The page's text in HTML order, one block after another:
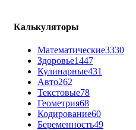
Калькуляторы
Математические3330
Здоровье1447
Кулинарные431
Авто262
Текстовые78
Геометрия68
Кодирование60
Беременность49